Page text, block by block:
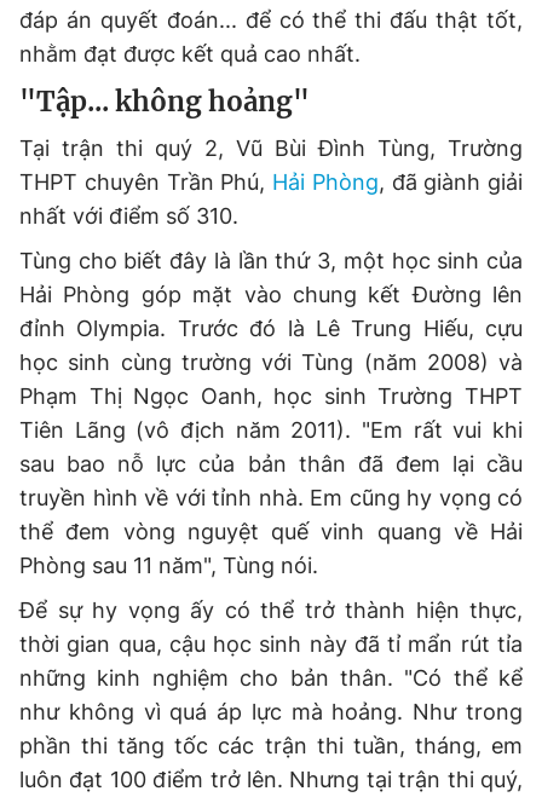
đáp án quyết đoán... để có thể thi đấu thật tốt,
nhằm đạt được kết quả cao nhất.
"Tập... không hoảng"
Tại trận thi quý 2, Vũ Bùi Đình Tùng, Trường
THPT chuyên Trần Phú, Hải Phòng, đã giành giải
nhất với điểm số 310.
Tùng cho biết đây là lần thứ 3, một học sinh của
Hải Phòng góp mặt vào chung kết Đường lên
đỉnh Olympia. Trước đó là Lê Trung Hiếu, cựu
học sinh cùng trường với Tùng (năm 2008) và
Phạm Thị Ngọc Oanh, học sinh Trường THPT
Tiên Lãng (vô địch năm 2011). "Em rất vui khi
sau bao nỗ lực của bản thân đã đem lại cầu
truyền hình về với tỉnh nhà. Em cũng hy vọng có
thể đem vòng nguyệt quế vinh quang về Hải
Phòng sau 11 năm", Tùng nói.
Để sự hy vọng ấy có thể trở thành hiện thực,
thời gian qua, cậu học sinh này đã tỉ mẩn rút tỉa
những kinh nghiệm cho bản thân. "Có thể kể
như không vì quá áp lực mà hoảng. Như trong
phần thi tăng tốc các trận thi tuần, tháng, em
luôn đạt 100 điểm trở lên. Nhưng tại trận thi quý,